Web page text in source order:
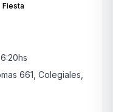
Fiesta
661, Colegiales,